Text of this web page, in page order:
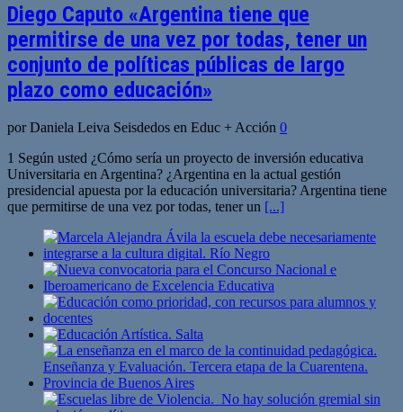
Diego Caputo «Argentina tiene que
permitirse de una vez por todas, tener un
conjunto de políticas públicas de largo
plazo como educación»
por Daniela Leiva Seisdedos en Educ + Acción 0
1 Según usted ¿Cómo sería un proyecto de inversión educativa
Universitaria en Argentina? ¿Argentina en la actual gestión
presidencial apuesta por la educación universitaria? Argentina tiene
que permitirse de una vez por todas, tener un [...]